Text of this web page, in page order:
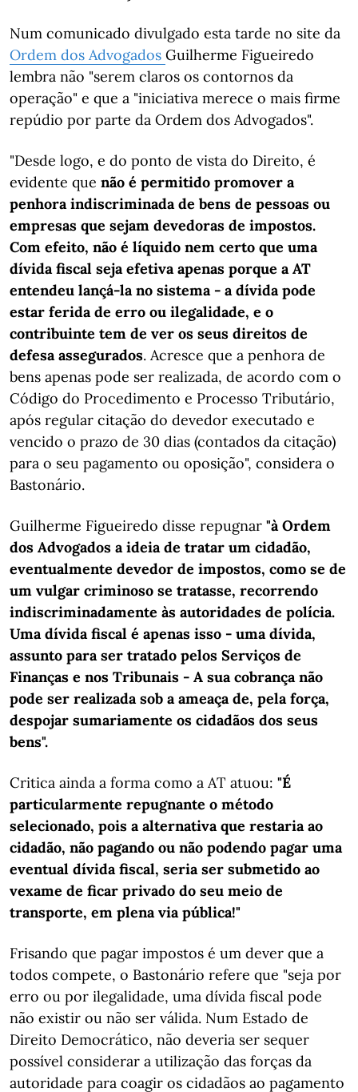
Num comunicado divulgado esta tarde no site da
Ordem dos Advogados Guilherme Figueiredo
lembra não "serem claros os contornos da
operação" e que a "iniciativa merece o mais firme
repúdio por parte da Ordem dos Advogados".
"Desde logo, e do ponto de vista do Direito, é
evidente que não é permitido promover a
penhora indiscriminada de bens de pessoas ou
empresas que sejam devedoras de impostos.
Com efeito, não é líquido nem certo que uma
dívida fiscal seja efetiva apenas porque a AT
entendeu lançá-la no sistema - a dívida pode
estar ferida de erro ou ilegalidade, e o
contribuinte tem de ver os seus direitos de
defesa assegurados. Acresce que a penhora de
bens apenas pode ser realizada, de acordo com o
Código do Procedimento e Processo Tributário,
após regular citação do devedor executado e
vencido o prazo de 30 dias (contados da citação)
para o seu pagamento ou oposição", considera o
Bastonário.
Guilherme Figueiredo disse repugnar "à Ordem
dos Advogados a ideia de tratar um cidadão,
eventualmente devedor de impostos, como se de
um vulgar criminoso se tratasse, recorrendo
indiscriminadamente às autoridades de polícia.
Uma dívida fiscal é apenas isso - uma dívida,
assunto para ser tratado pelos Serviços de
Finanças e nos Tribunais - A sua cobrança não
pode ser realizada sob a ameaça de, pela força,
despojar sumariamente os cidadãos dos seus
bens".
Critica ainda a forma como a AT atuou: "É
particularmente repugnante o método
selecionado, pois a alternativa que restaria ao
cidadão, não pagando ou não podendo pagar uma
eventual dívida fiscal, seria ser submetido ao
vexame de ficar privado do seu meio de
transporte, em plena via pública!"
Frisando que pagar impostos é um dever que a
todos compete, o Bastonário refere que "seja por
erro ou por ilegalidade, uma dívida fiscal pode
não existir ou não ser válida. Num Estado de
Direito Democrático, não deveria ser sequer
possível considerar a utilização das forças da
autoridade para coagir os cidadãos ao pagamento